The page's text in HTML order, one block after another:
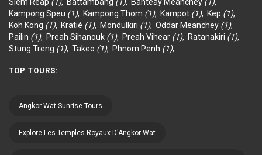
Kampong Speu (1), Kampong Thom (1), Kampot (1), Kep (1),
Koh Kong (1), Kratié (1), Mondulkiri (1), Oddar Meanchey (1),
Pailin (1), Preah Sihanouk (1), Preah Vihear (1), Ratanakiri (1),
Stung Treng (1), Takeo (1), Phnom Penh (1),
TOP TOURS:
Angkor Wat Sunrise Tours
Explore Les Temples Royaux D'Angkor Wat